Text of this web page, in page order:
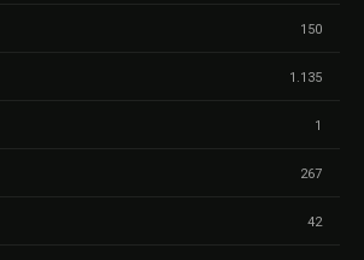
150
1.135
1
267
42